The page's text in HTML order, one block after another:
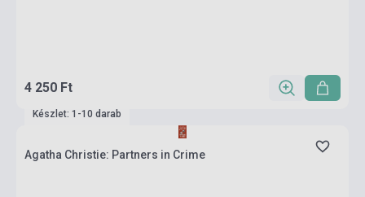
4 250 Ft
Készlet: 1-10 darab
Agatha Christie: Partners in Crime